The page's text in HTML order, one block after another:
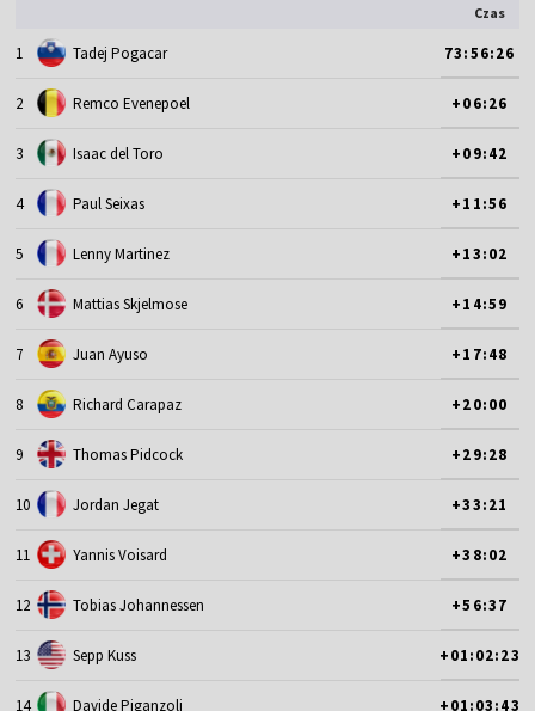
Czas
1 Tadej Pogacar 73:56:26
2 Remco Evenepoel +06:26
3 Isaac del Toro +09:42
4 Paul Seixas +11:56
5 Lenny Martinez +13:02
6 Mattias Skjelmose +14:59
7 Juan Ayuso +17:48
8 Richard Carapaz +20:00
9 Thomas Pidcock +29:28
10 Jordan Jegat +33:21
11 Yannis Voisard +38:02
12 Tobias Johannessen +56:37
13 Sepp Kuss +01:02:23
14 Davide Piganzoli +01:03:43